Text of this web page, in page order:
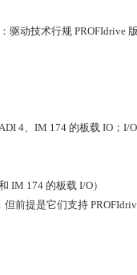
驱动技术行规
4、IM 174 的板载 IO；I/
IM 174 的板载 I/O）
前提是它们支持